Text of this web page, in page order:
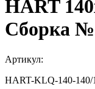
HART
Сборка
Артикул:
HART-KLQ-140-140/